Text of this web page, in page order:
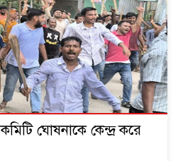
ঘোষনাকে কেন্দ্র করে